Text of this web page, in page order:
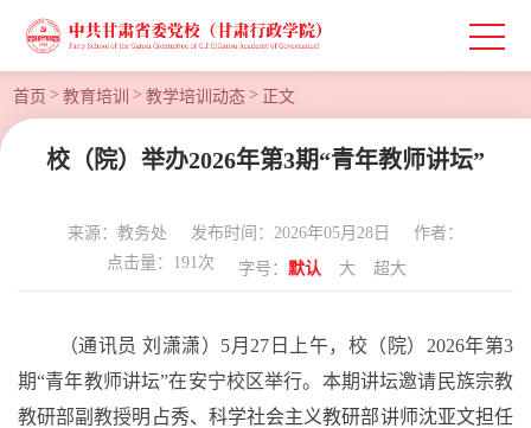
首页 > 教育培训 > 教学培训动态 > 正文
校（院）举办2026年第3期“青年教师讲坛”
来源：教务处 发布时间：2026年05月28日
作者：
点击量： 191次 字号： 默认 大 超大
（通讯员 刘潇潇） 5月 27 日上午，校（院） 2026年第3
期“青年教师讲坛”在安宁校区举行。本期讲坛邀请民族宗教
教研部副教授明占秀、 科学社会主义教研部讲师沈亚文担任